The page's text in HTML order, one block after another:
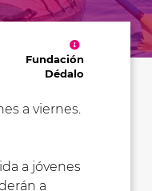
Fundación
Dédalo
a viernes.
a jóvenes
a